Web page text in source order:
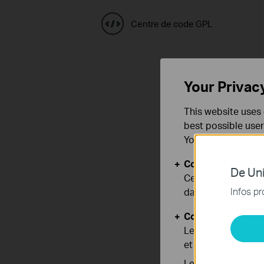
Centre de code GPL
De
Infos
Your
This website
best possible
You can find
Cookies basiques
Ces cookies sont
dans vos
Cookies
Les cookies
et ajuster les